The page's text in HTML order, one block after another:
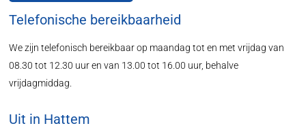
Telefonische bereikbaarheid
We zijn telefonisch bereikbaar op maandag tot en met vrijdag van
08.30 tot 12.30 uur en van 13.00 tot 16.00 uur, behalve
vrijdagmiddag.
Uit in Hattem